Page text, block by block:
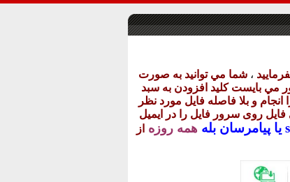
، شما مي توانيد به صورت
مي بايست کليد افزودن به سبد
انجام و بلا فاصله فايل مورد نظر
فايل روی سرور فايل را در ايميل
پيامرسان بله همه روزه از